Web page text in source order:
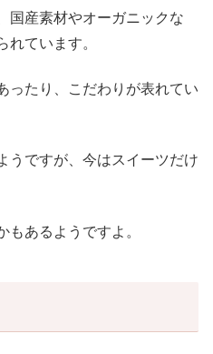
国産素材やオーガニックな
れています。
ったり、こだわりが表れてい
うですが、今はスイーツだけ
もあるようですよ。